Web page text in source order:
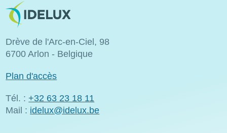
Image
Drève de l'Arc-en-Ciel, 98
6700 Arlon - Belgique
Plan d'accès
Tél. : +32 63 23 18 11
Mail : idelux@idelux.be